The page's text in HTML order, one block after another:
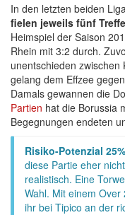
In den letzten beiden
fielen jeweils fünf
Heimspiel der Saison
Rhein mit 3:2 durch.
unentschieden
gelang dem Effzee
Damals gewannen die
Partien hat die Borussia
Begegnungen endeten
Risiko-Potenzial
diese Partie eher
realistisch. Eine
Wahl. Mit einem
ihr bei Tipico an der